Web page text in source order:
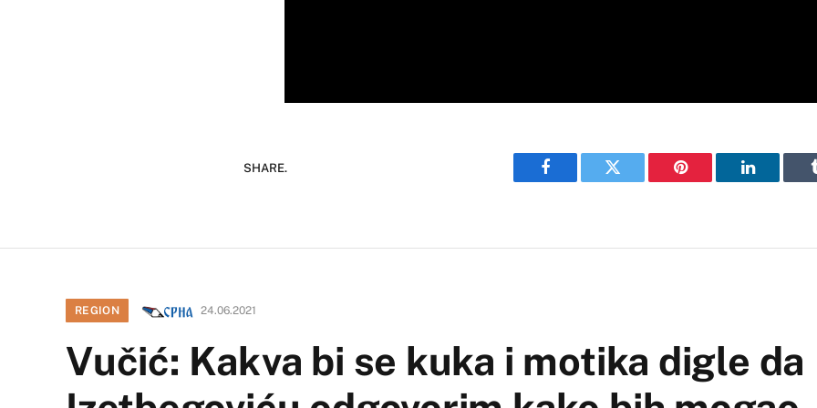
SHARE.
Facebook Twitter Pinterest LinkedIn
REGION 24.06.2021
Vučić: Kakva bi se kuka i motika digle da